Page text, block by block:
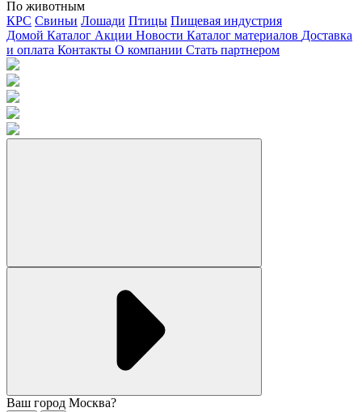
По животным
КРС Свиньи Лошади Птицы Пищевая индустрия
Домой Каталог Акции Новости Каталог материалов Доставка
и оплата Контакты О компании Стать партнером
Ваш город Москва?